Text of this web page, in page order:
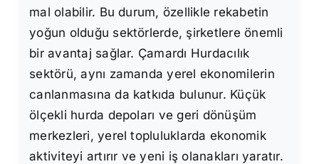
mal olabilir. Bu durum, özellikle rekabetin
yoğun olduğu sektörlerde, şirketlere önemli
bir avantaj sağlar. Çamardı Hurdacılık
sektörü, aynı zamanda yerel ekonomilerin
canlanmasına da katkıda bulunur. Küçük
ölçekli hurda depoları ve geri dönüşüm
merkezleri, yerel topluluklarda ekonomik
aktiviteyi artırır ve yeni iş olanakları yaratır.